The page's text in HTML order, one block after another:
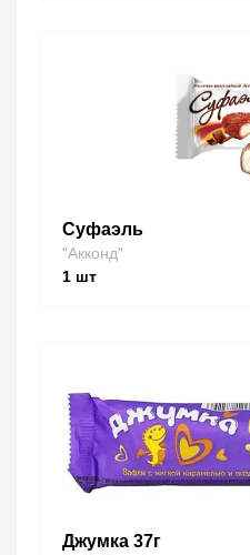
Суфаэль
"Акконд"
1 шт
Джумка 37г